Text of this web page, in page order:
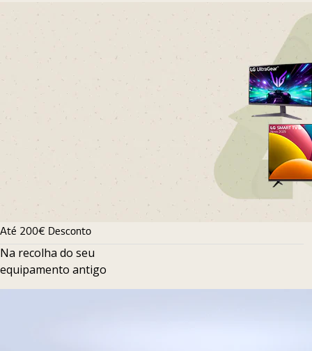
Até 200€ Desconto
Na recolha do seu
equipamento antigo